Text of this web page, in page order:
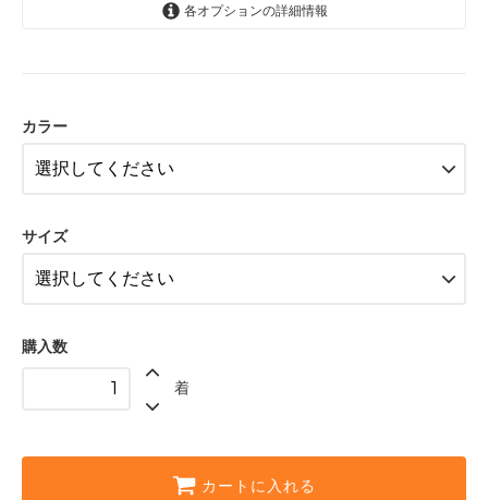
各オプションの詳細情報
△ 残り僅か
カラー
サイズ
購入数
着
カートに入れる